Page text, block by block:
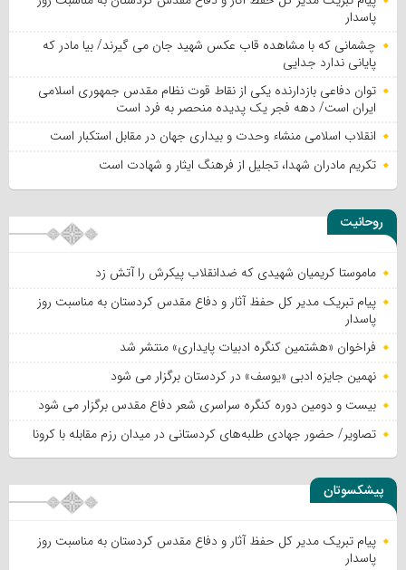
پاسدار
چشمانی که با مشاهده قاب عکس شهید جان می گیرند/ بیا مادر که
پایانی ندارد جدایی
توان دفاعی بازدارنده یکی از نقاط قوت نظام مقدس جمهوری اسلامی
ایران است/ دهه فجر یک پدیده منحصر به فرد است
انقلاب اسلامی منشاء وحدت و بیداری جهان در مقابل استکبار است
تکریم مادران شهدا، تجلیل از فرهنگ ایثار و شهادت است
روحانیت
ماموستا کریمیان شهیدی که ضدانقلاب پیکرش را آتش زد
پیام تبریک مدیر کل حفظ آثار و دفاع مقدس کردستان به مناسبت روز
پاسدار
فراخوان «هشتمین کنگره ادبیات پایداری» منتشر شد
نهمین جایزه ادبی «یوسف» در کردستان برگزار می شود
بیست و دومین دوره کنگره سراسری شعر دفاع مقدس برگزار می شود
تصاویر/ حضور جهادی طلبه‌های کردستانی در میدان رزم مقابله با کرونا
پیشکسوتان
پیام تبریک مدیر کل حفظ آثار و دفاع مقدس کردستان به مناسبت روز
پاسدار